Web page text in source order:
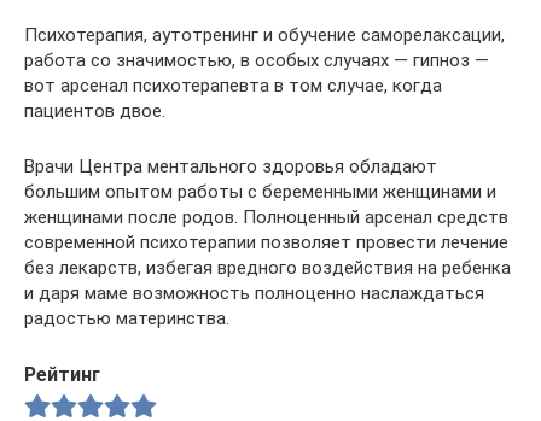
Психотерапия, аутотренинг и обучение саморелаксации,
работа со значимостью, в особых случаях — гипноз —
вот арсенал психотерапевта в том случае, когда
пациентов двое.
Врачи Центра ментального здоровья обладают
большим опытом работы с беременными женщинами и
женщинами после родов. Полноценный арсенал средств
современной психотерапии позволяет провести лечение
без лекарств, избегая вредного воздействия на ребенка
и даря маме возможность полноценно наслаждаться
радостью материнства.
Рейтинг